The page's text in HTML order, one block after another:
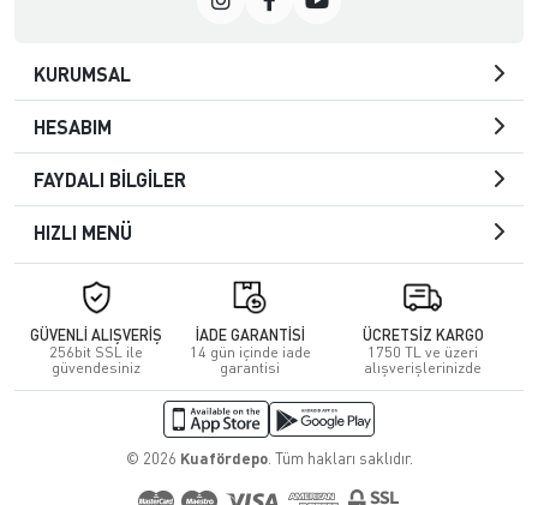
KURUMSAL
HESABIM
FAYDALI BİLGİLER
HIZLI MENÜ
GÜVENLİ ALIŞVERİŞ
256bit SSL ile
güvendesiniz
İADE GARANTİSİ
14 gün içinde iade
garantisi
ÜCRETSİZ KARGO
1750 TL ve üzeri
alışverişlerinizde
© 2026 Kuafördepo. Tüm hakları saklıdır.